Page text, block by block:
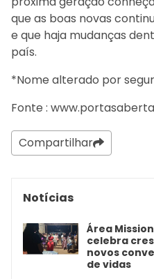
que as boas novas
e que haja mudanças
país.
*Nome alterado por
Fonte :
Compartilhar
Notícias
Área
celebra
novos
de vidas